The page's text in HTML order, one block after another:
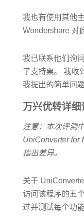
我也有使用其他
Wondershare 对
我已联系他们询
了支持票。 我收
我提出的简单问
万兴优转详细
注意：本次评测
UniConverter for
指出差异。
关于
访问该程序的五
过并测试每个功